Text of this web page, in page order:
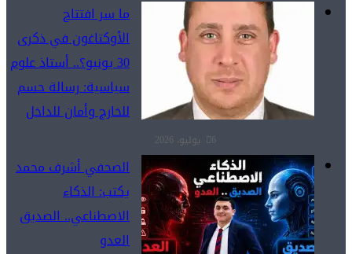
ما سر افتتاح
الأوكتاغون في ذكرى
30 يونيو؟.. أستاذ علوم
سياسية: رسالة حسم
للخارج وأمان للداخل
6 يوليو، 2026
الصحفي أشرف محمد
يكتب: الذكاء
الاصطناعي.. الصديق
العدو